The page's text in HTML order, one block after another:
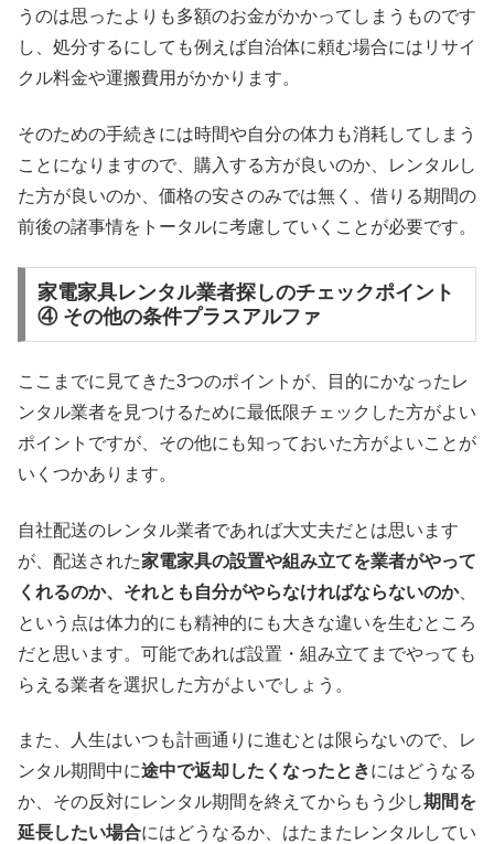
うのは思ったよりも多額のお金がかかってしまうものです
し、処分するにしても例えば自治体に頼む場合にはリサイ
クル料金や運搬費用がかかります。
そのための手続きには時間や自分の体力も消耗してしまう
ことになりますので、購入する方が良いのか、レンタルし
た方が良いのか、価格の安さのみでは無く、借りる期間の
前後の諸事情をトータルに考慮していくことが必要です。
家電家具レンタル業者探しのチェックポイント
④ その他の条件プラスアルファ
ここまでに見てきた3つのポイントが、目的にかなったレ
ンタル業者を見つけるために最低限チェックした方がよい
ポイントですが、その他にも知っておいた方がよいことが
いくつかあります。
自社配送のレンタル業者であれば大丈夫だとは思います
が、配送された家電家具の設置や組み立てを業者がやって
くれるのか、それとも自分がやらなければならないのか、
という点は体力的にも精神的にも大きな違いを生むところ
だと思います。可能であれば設置・組み立てまでやっても
らえる業者を選択した方がよいでしょう。
また、人生はいつも計画通りに進むとは限らないので、レ
ンタル期間中に途中で返却したくなったときにはどうなる
か、その反対にレンタル期間を終えてからもう少し期間を
延長したい場合にはどうなるか、はたまたレンタルしてい